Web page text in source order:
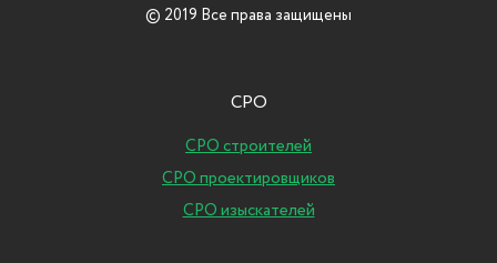
© 2019 Все права защищены
СРО
СРО строителей
СРО проектировщиков
СРО изыскателей